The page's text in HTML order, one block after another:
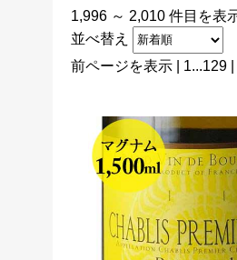
1,996 ～ 2,010 件目を表
並べ替え
前ページを表示
1...129